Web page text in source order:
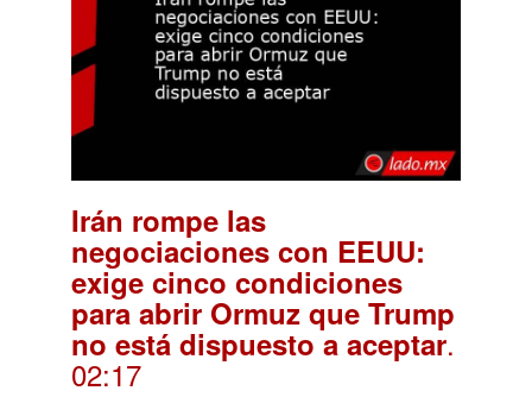
Irán rompe las
negociaciones con EEUU:
exige cinco condiciones
para abrir Ormuz que Trump
no está dispuesto a aceptar.
02:17